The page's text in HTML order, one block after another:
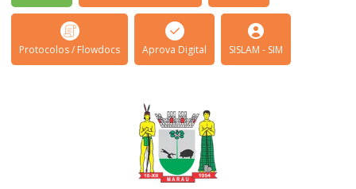
Protocolos / Flowdocs Aprova Digital SISLAM - SIM